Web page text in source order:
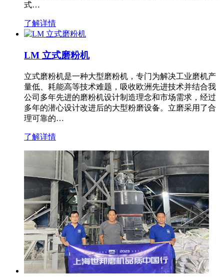
式…
了解详情
LM 立式磨粉机
立式磨粉机是一种大型磨粉机，专门为解决工业磨机产
量低、耗能高等技术难题，吸收欧洲先进技术并结合我
公司多年先进的磨粉机设计制造理念和市场需求，经过
多年的潜心设计改进后的大型粉磨设备。立磨采用了合
理可靠的…
了解详情